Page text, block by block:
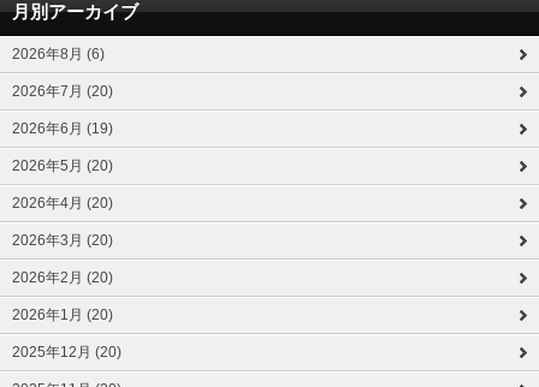
月別アーカイブ
2026年8月 (6)
2026年7月 (20)
2026年6月 (19)
2026年5月 (20)
2026年4月 (20)
2026年3月 (20)
2026年2月 (20)
2026年1月 (20)
2025年12月 (20)